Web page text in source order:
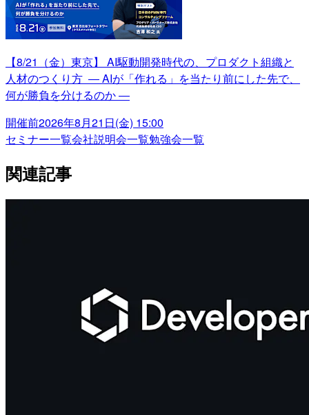
【8/21（金）東京】 AI駆動開発時代の、プロダクト組織と
人材のつくり方 ― AIが「作れる」を当たり前にした先で、
何が勝負を分けるのか ―
開催前2026年8月21日(金) 15:00
セミナー一覧会社説明会一覧勉強会一覧
関連記事